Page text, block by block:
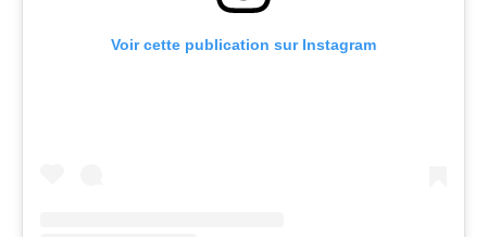
Voir cette publication sur Instagram